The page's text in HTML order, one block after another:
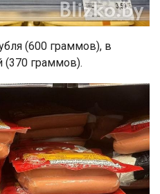
(600 граммов), в
(370 граммов).